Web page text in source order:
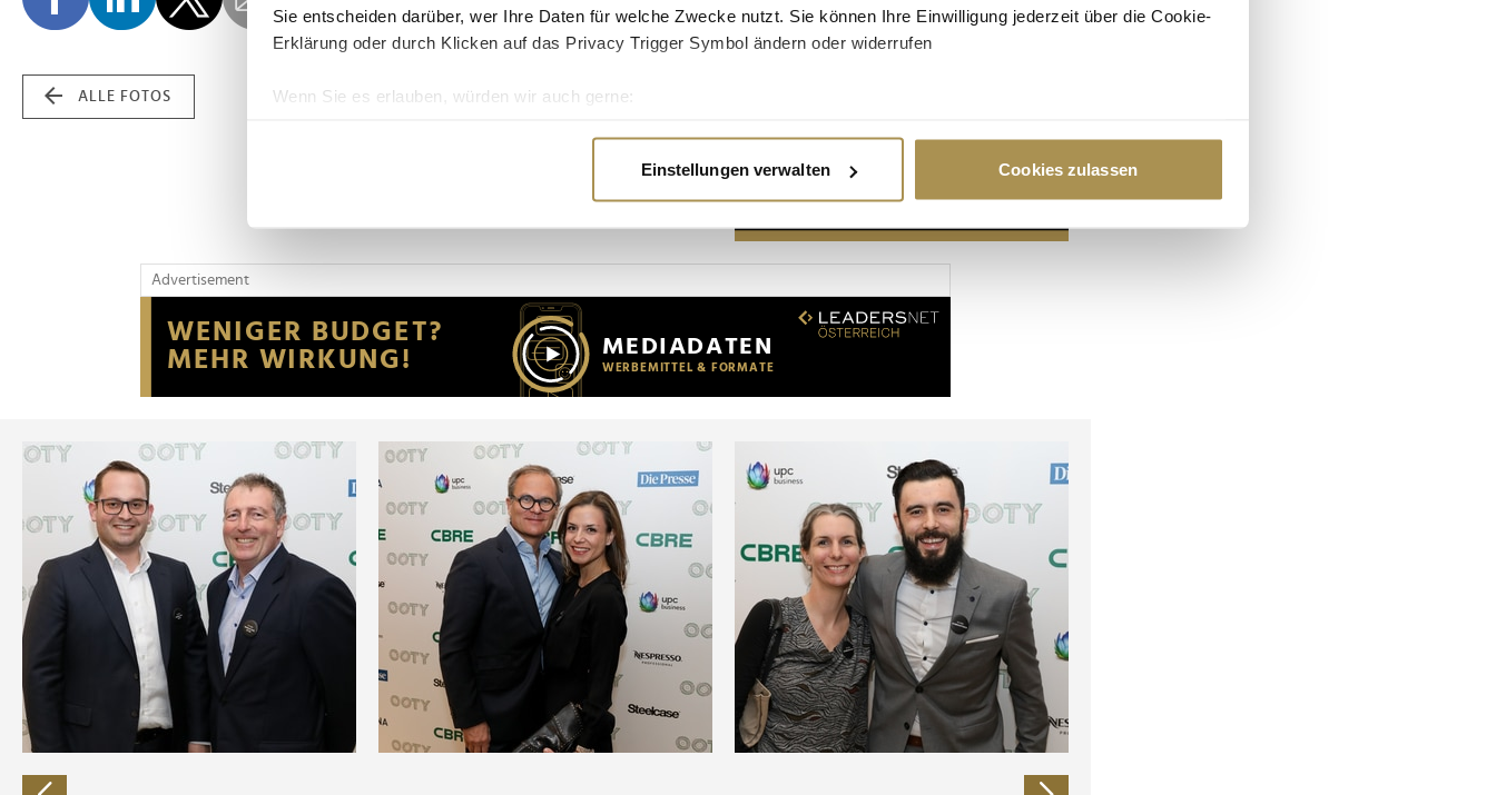
Sie entscheiden darüber, wer Ihre Daten für welche Zwecke nutzt. Sie können Ihre Einwilligung jederzeit über die Cookie-
Erklärung oder durch Klicken auf das Privacy Trigger Symbol ändern oder widerrufen
Wenn Sie es erlauben, würden wir auch gerne:
Erfahren Sie mehr darüber, wie Ihre persönlichen Daten verarbeitet werden, und legen Sie Ihre Präferenzen im
Wir verwenden Cookies, um Inhalte und Anzeigen zu personalisieren, Funktionen für soziale Medien anbieten zu können
Website an unsere Partner für soziale Medien, Werbung und Analysen weiter. Unsere Partner führen diese Informationen
möglicherweise mit weiteren Daten zusammen, die Sie ihnen bereitgestellt haben oder die sie im Rahmen Ihrer Nutzung
der Dienste gesammelt haben.
Einstellungen verwalten Cookies zulassen
ALLE FOTOS
Advertisement